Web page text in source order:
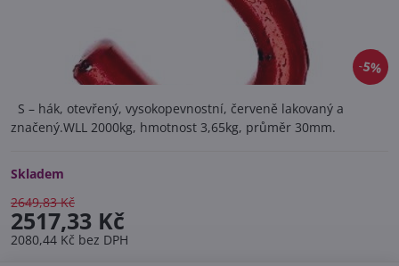
5%
S – hák, otevřený, vysokopevnostní, červeně lakovaný a
značený.WLL 2000kg, hmotnost 3,65kg, průměr 30mm.
Skladem
2649,83 Kč
2517,33 Kč
2080,44 Kč bez DPH